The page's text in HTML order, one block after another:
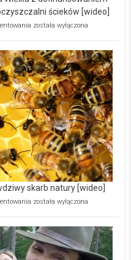
ścieków [wideo]
Ekologiczne
Wręczyca
Wielka
z
dofinansowaniem
ponad
15,6
mln
na
modernizację
oczyszczalni
ścieków
[wideo]
została wyłączona
skarb natury [wideo]
Ekologiczne
–
prawdziwy
skarb
została wyłączona